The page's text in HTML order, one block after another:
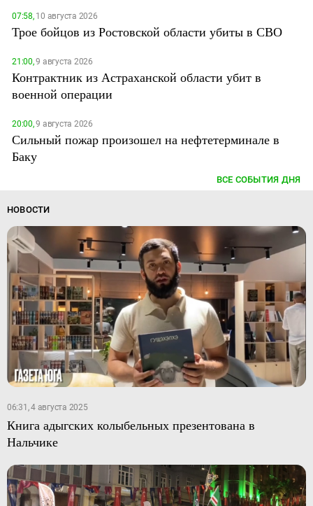
07:58,10 августа 2026
Трое бойцов из Ростовской области убиты в СВО
21:00,9 августа 2026
Контрактник из Астраханской области убит в
военной операции
20:00,9 августа 2026
Сильный пожар произошел на нефтетерминале в
Баку
ВСЕ СОБЫТИЯ ДНЯ
НОВОСТИ
06:31, 4 августа 2025
Книга адыгских колыбельных презентована в
Нальчике